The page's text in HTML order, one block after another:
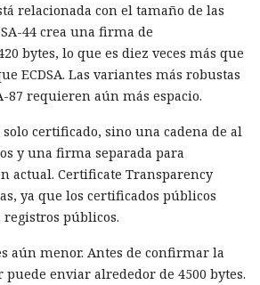
relacionada con el tamaño de las
44 crea una firma de
bytes, lo que es diez veces más que
ECDSA. Las variantes más robustas
87 requieren aún más espacio.
certificado, sino una cadena de al
y una firma separada para
actual. Certificate Transparency
ya que los certificados públicos
públicos.
aún menor. Antes de confirmar la
enviar alrededor de 4500 bytes.